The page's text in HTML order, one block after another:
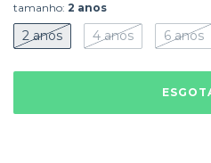
tamanho: 2 anos
2 anos 4 anos 6 anos